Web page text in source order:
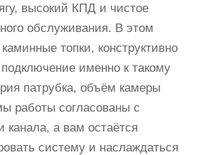
высокий КПД и чистое
обслуживания. В этом
топки, конструктивно
именно к такому
патрубка, объём камеры
работы согласованы с
канала, а вам остаётся
систему и наслаждаться